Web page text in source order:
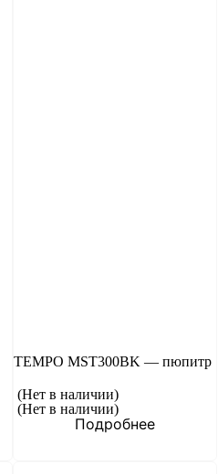
TEMPO MST300BK — пюпитр
(Нет в наличии)
(Нет в наличии)
Подробнее